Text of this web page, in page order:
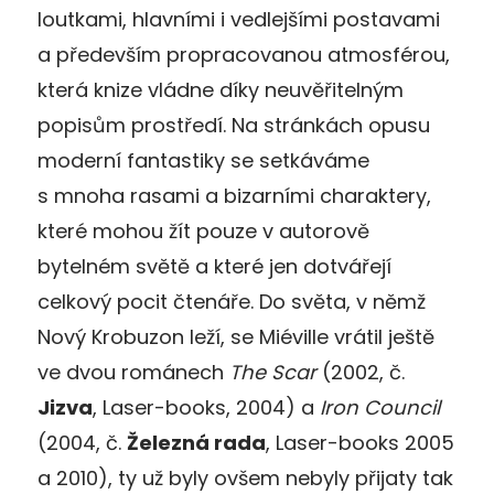
loutkami, hlavními i vedlejšími postavami
a především propracovanou atmosférou,
která knize vládne díky neuvěřitelným
popisům prostředí. Na stránkách opusu
moderní fantastiky se setkáváme
s mnoha rasami a bizarními charaktery,
které mohou žít pouze v autorově
bytelném světě a které jen dotvářejí
celkový pocit čtenáře. Do světa, v němž
Nový Krobuzon leží, se Miéville vrátil ještě
ve dvou románech The Scar(2002, č.
Jizva, Laser-books, 2004) a Iron Council
(2004, č. Železná rada, Laser-books 2005
a 2010), ty už byly ovšem nebyly přijaty tak